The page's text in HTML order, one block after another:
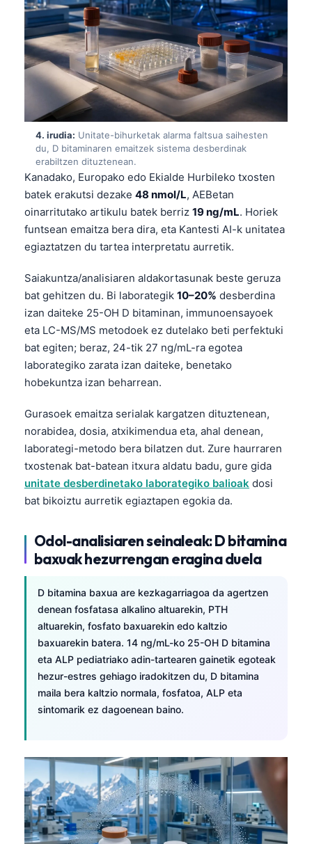
4. irudia: Unitate-bihurketak alarma faltsua saihesten
du, D bitaminaren emaitzek sistema desberdinak
erabiltzen dituztenean.
Kanadako, Europako edo Ekialde Hurbileko txosten
batek erakutsi dezake 48 nmol/L, AEBetan
oinarritutako artikulu batek berriz 19 ng/mL. Horiek
funtsean emaitza bera dira, eta Kantesti AI-k unitatea
egiaztatzen du tartea interpretatu aurretik.
Saiakuntza/analisiaren aldakortasunak beste geruza
bat gehitzen du. Bi laborategik 10–20% desberdina
izan daiteke 25-OH D bitaminan, immunoensayoek
eta LC-MS/MS metodoek ez dutelako beti perfektuki
bat egiten; beraz, 24-tik 27 ng/mL-ra egotea
laborategiko zarata izan daiteke, benetako
hobekuntza izan beharrean.
Gurasoek emaitza serialak kargatzen dituztenean,
norabidea, dosia, atxikimendua eta, ahal denean,
laborategi-metodo bera bilatzen dut. Zure haurraren
txostenak bat-batean itxura aldatu badu, gure gida
unitate desberdinetako laborategiko balioak dosi
bat bikoiztu aurretik egiaztapen egokia da.
Odol-analisiaren seinaleak: D bitamina
baxuak hezurrengan eragina duela
D bitamina baxua are kezkagarriagoa da agertzen
denean fosfatasa alkalino altuarekin, PTH
altuarekin, fosfato baxuarekin edo kaltzio
baxuarekin batera. 14 ng/mL-ko 25-OH D bitamina
eta ALP pediatriako adin-tartearen gainetik egoteak
hezur-estres gehiago iradokitzen du, D bitamina
maila bera kaltzio normala, fosfatoa, ALP eta
sintomarik ez dagoenean baino.